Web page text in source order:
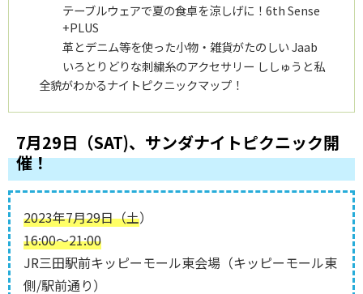
テーブルウェアで夏の食卓を涼しげに！6th Sense
+PLUS
革とデニム等を使った小物・雑貨がたのしい Jaab
いろとりどりな刺繍糸のアクセサリー ししゅうと私
全貌がわかるナイトピクニックマップ！
7月29日（SAT)、サンダナイトピクニック開
催！
2023年7月29日（土）
16:00～21:00
JR三田駅前キッピーモール東会場（キッピーモール東
側/駅前通り）